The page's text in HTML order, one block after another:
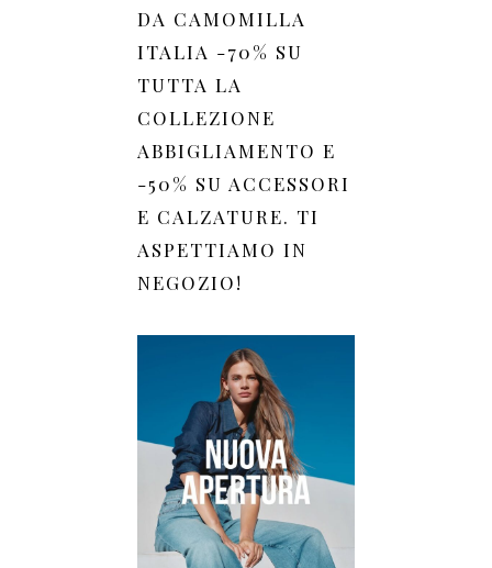
DA CAMOMILLA
ITALIA -70% SU
TUTTA LA
COLLEZIONE
ABBIGLIAMENTO E
-50% SU ACCESSORI
E CALZATURE. TI
ASPETTIAMO IN
NEGOZIO!